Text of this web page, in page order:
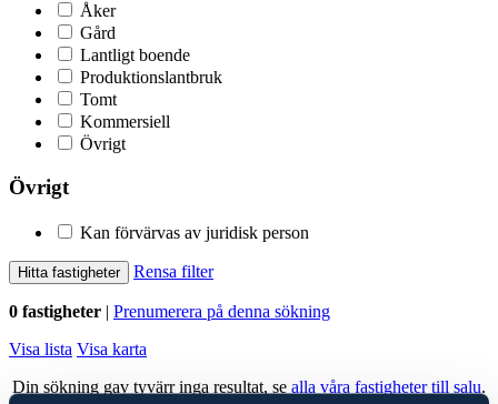
Åker
Gård
Lantligt boende
Produktionslantbruk
Tomt
Kommersiell
Övrigt
Övrigt
Kan förvärvas av juridisk person
Hitta fastigheter Rensa filter
0 fastigheter | Prenumerera på denna sökning
Visa lista Visa karta
Din sökning gav tyvärr inga resultat, se alla våra fastigheter till salu.